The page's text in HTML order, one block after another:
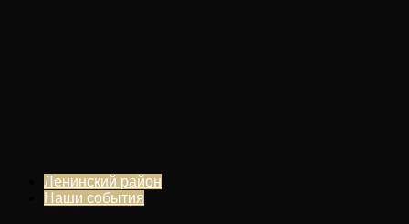
Ленинский район
Наши события